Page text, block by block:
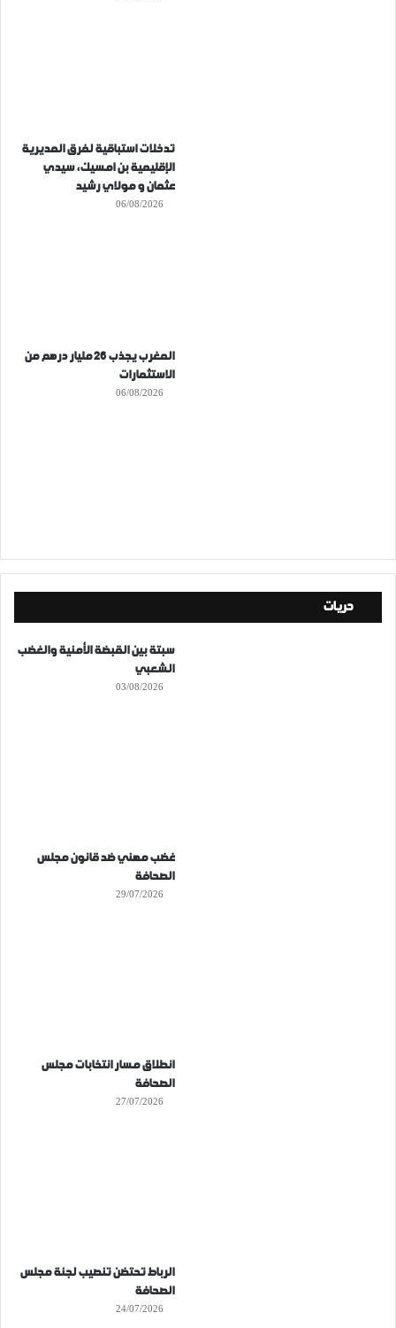
تدخلات استباقية لفرق المديرية
الإقليمية بن امسيك، سيدي
عثمان و مولاي رشيد
06/08/2026
المغرب يجذب 26 مليار درهم من
الاستثمارات
06/08/2026
حريات
سبتة بين القبضة الأمنية والغضب
الشعبي
03/08/2026
غضب مهني ضد قانون مجلس
الصحافة
29/07/2026
انطلاق مسار انتخابات مجلس
الصحافة
27/07/2026
الرباط تحتضن تنصيب لجنة مجلس
الصحافة
24/07/2026